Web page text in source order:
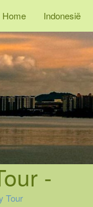
Home Indonesië
-
Tour